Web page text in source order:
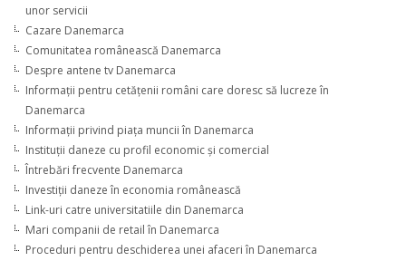
unor servicii
Cazare Danemarca
Comunitatea românească Danemarca
Despre antene tv Danemarca
Informaţii pentru cetăţenii români care doresc să lucreze în
Danemarca
Informaţii privind piaţa muncii în Danemarca
Instituţii daneze cu profil economic şi comercial
Întrebări frecvente Danemarca
Investiţii daneze în economia românească
Link-uri catre universitatiile din Danemarca
Mari companii de retail în Danemarca
Proceduri pentru deschiderea unei afaceri în Danemarca